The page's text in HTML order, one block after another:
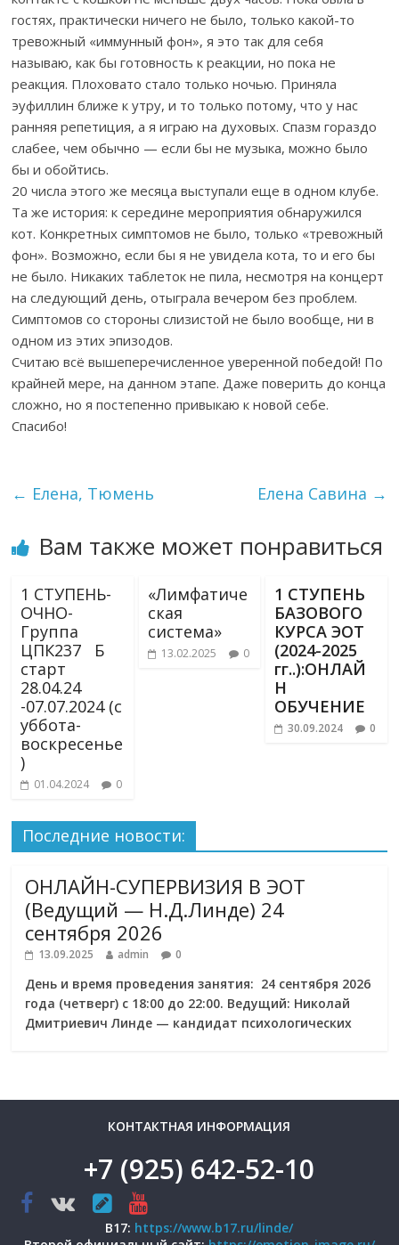
гостях, практически ничего не было, только какой-то
тревожный «иммунный фон», я это так для себя
называю, как бы готовность к реакции, но пока не
реакция. Плоховато стало только ночью. Приняла
эуфиллин ближе к утру, и то только потому, что у нас
ранняя репетиция, а я играю на духовых. Спазм гораздо
слабее, чем обычно — если бы не музыка, можно было
бы и обойтись.
20 числа этого же месяца выступали еще в одном клубе.
Та же история: к середине мероприятия обнаружился
кот. Конкретных симптомов не было, только «тревожный
фон». Возможно, если бы я не увидела кота, то и его бы
не было. Никаких таблеток не пила, несмотря на концерт
на следующий день, отыграла вечером без проблем.
Симптомов со стороны слизистой не было вообще, ни в
одном из этих эпизодов.
Считаю всё вышеперечисленное уверенной победой! По
крайней мере, на данном этапе. Даже поверить до конца
сложно, но я постепенно привыкаю к новой себе.
Спасибо!
← Елена, Тюмень Елена Савина →
Вам также может понравиться
1 СТУПЕНЬ-
ОЧНО-
Группа
ЦПК237 Б
старт
28.04.24
-07.07.2024 (с
уббота-
воскресенье
)
01.04.2024 0
«Лимфатиче
ская
система»
13.02.2025 0
1 СТУПЕНЬ
БАЗОВОГО
КУРСА ЭОТ
(2024-2025
гг..):ОНЛАЙ
Н
ОБУЧЕНИЕ
30.09.2024 0
Последние новости:
ОНЛАЙН-СУПЕРВИЗИЯ В ЭОТ
(Ведущий — Н.Д.Линде) 24
сентября 2026
13.09.2025 admin 0
День и время проведения занятия: 24 сентября 2026
года (четверг) с 18:00 до 22:00. Ведущий: Николай
Дмитриевич Линде — кандидат психологических
КОНТАКТНАЯ ИНФОРМАЦИЯ
+7 (925) 642-52-10
B17: https://www.b17.ru/linde/